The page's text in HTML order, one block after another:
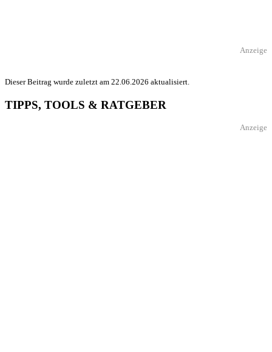
Anzeige
Dieser Beitrag wurde zuletzt am 22.06.2026 aktualisiert.
TIPPS, TOOLS & RATGEBER
Anzeige